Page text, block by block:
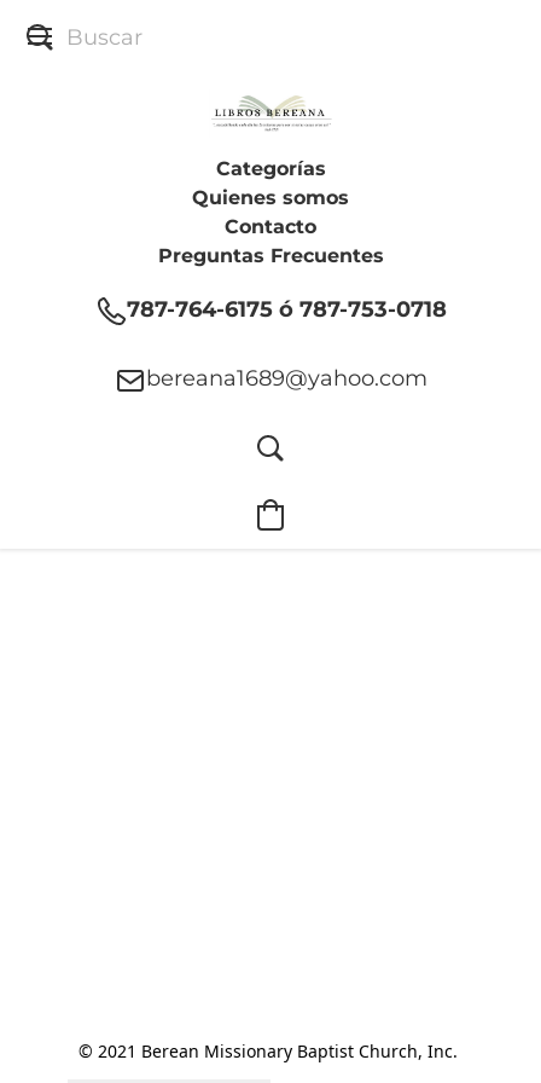
Categorías
Quienes somos
Contacto
Preguntas Frecuentes
787-764-6175 ó 787-753-0718
bereana1689@yahoo.com
© 2021 Berean Missionary Baptist Church, Inc.